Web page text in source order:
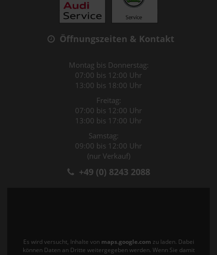
Öffnungszeiten & Kontakt
Montag bis Donnerstag:
07:00 bis 12:00 Uhr
13:00 bis 18:00 Uhr
Freitag:
07:00 bis 12:00 Uhr
13:00 bis 17:00 Uhr
Samstag:
09:00 bis 12:00 Uhr
(nur Verkauf)
+49 (0) 8243 2088
Es wird versucht, Inhalte von maps.google.com zu laden. Dabei
können Daten an Dritte weitergegeben werden. Wenn Sie damit